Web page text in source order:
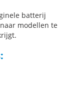
batterij
modellen te